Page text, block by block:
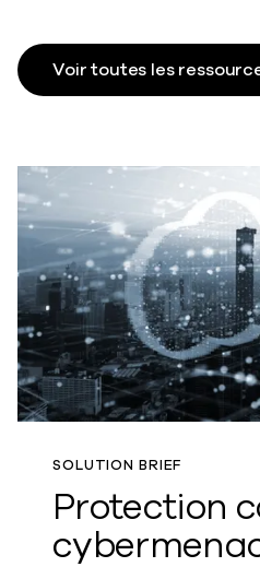
Voir toutes les
SOLUTION BRIEF
Protection